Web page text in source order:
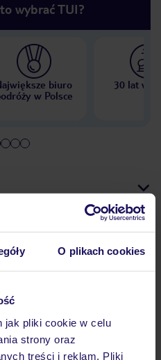
O plikach cookies
jak pliki cookie w celu
strony oraz
treści i reklam. Pliki
wybrać TUI?
biuro
w Polsce
30 lat w